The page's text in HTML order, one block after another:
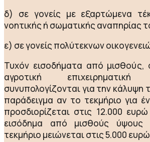
δ) σε γονείς με εξαρτώμενα
νοητικής ή σωματικής αναπηρίας
ε) σε γονείς πολύτεκνων
Τυχόν εισοδήματα από μισθούς,
αγροτική επιχειρηματική
συνυπολογίζονται για την κάλυψη
παράδειγμα αν το τεκμήριο για
προσδιορίζεται στις 12.000
εισόδημα από μισθούς
τεκμήριο μειώνεται στις 5.000